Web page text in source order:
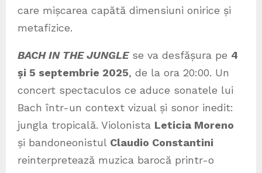
care mișcarea capătă dimensiuni onirice și
metafizice.
BACH IN THE JUNGLEse va desfășura pe 4
și 5 septembrie 2025, de la ora 20:00. Un
concert spectaculos ce aduce sonatele lui
Bach într-un context vizual și sonor inedit:
jungla tropicală. Violonista Leticia Moreno
și bandoneonistul Claudio Constantini
reinterpretează muzica barocă printr-o